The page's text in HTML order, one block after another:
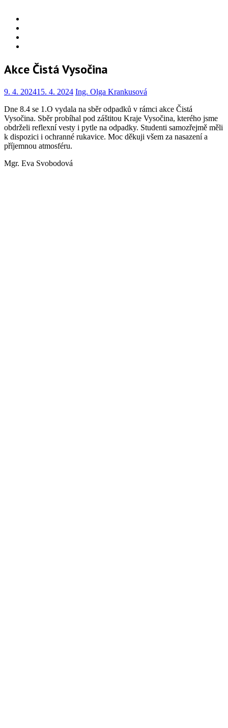
Akce Čistá Vysočina
9. 4. 202415. 4. 2024 Ing. Olga Krankusová
Dne 8.4 se 1.O vydala na sběr odpadků v rámci akce Čistá
Vysočina. Sběr probíhal pod záštitou Kraje Vysočina, kterého jsme
obdrželi reflexní vesty i pytle na odpadky. Studenti samozřejmě měli
k dispozici i ochranné rukavice. Moc děkuji všem za nasazení a
příjemnou atmosféru.
Mgr. Eva Svobodová